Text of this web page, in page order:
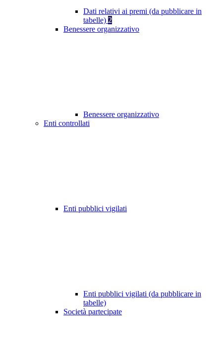
Dati relativi ai premi (da pubblicare in
tabelle) 2
Benessere organizzativo
Benessere organizzativo
Enti controllati
Enti pubblici vigilati
Enti pubblici vigilati (da pubblicare in
tabelle)
Società partecipate